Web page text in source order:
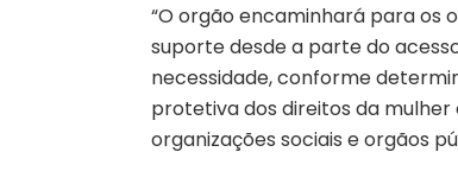
“O orgão encaminhará para os
suporte desde a parte do
necessidade, conforme
protetiva dos direitos da
organizações sociais e orgãos